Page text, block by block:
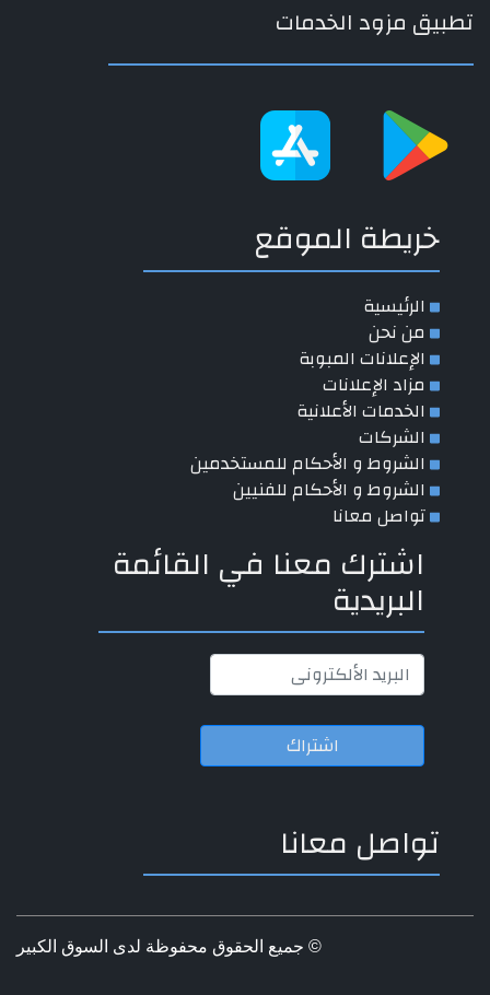
تطبيق مزود الخدمات
خريطة الموقع
الرئيسية
من نحن
الإعلانات المبوبة
مزاد الإعلانات
الخدمات الأعلانية
الشركات
الشروط و الأحكام للمستخدمين
الشروط و الأحكام للفنيين
تواصل معانا
اشترك معنا في القائمة
البريدية
اشتراك
تواصل معانا
© جميع الحقوق محفوظة لدى السوق الكبير